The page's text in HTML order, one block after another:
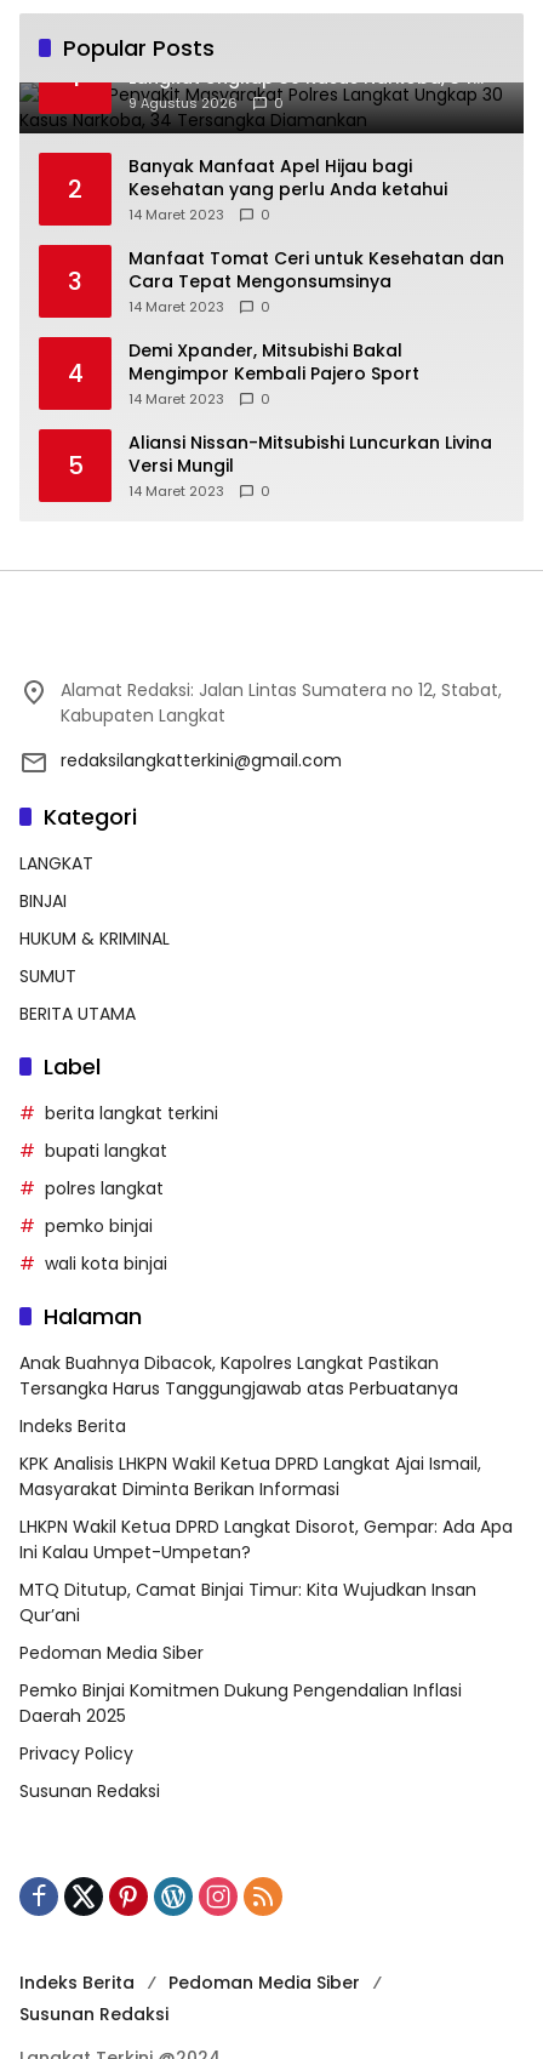
Popular Posts
1
Operasi Penyakit Masyarakat Polres
Langkat Ungkap 30 Kasus Narkoba, 34
Tersangka Diamankan
9 Agustus 2026 0
2
Banyak Manfaat Apel Hijau bagi
Kesehatan yang perlu Anda ketahui
14 Maret 2023 0
3
Manfaat Tomat Ceri untuk Kesehatan dan
Cara Tepat Mengonsumsinya
14 Maret 2023 0
4
Demi Xpander, Mitsubishi Bakal
Mengimpor Kembali Pajero Sport
14 Maret 2023 0
5
Aliansi Nissan-Mitsubishi Luncurkan Livina
Versi Mungil
14 Maret 2023 0
Alamat Redaksi: Jalan Lintas Sumatera no 12, Stabat,
Kabupaten Langkat
redaksilangkatterkini@gmail.com
Kategori
LANGKAT
BINJAI
HUKUM & KRIMINAL
SUMUT
BERITA UTAMA
Label
berita langkat terkini
bupati langkat
polres langkat
pemko binjai
wali kota binjai
Halaman
Anak Buahnya Dibacok, Kapolres Langkat Pastikan
Tersangka Harus Tanggungjawab atas Perbuatanya
Indeks Berita
KPK Analisis LHKPN Wakil Ketua DPRD Langkat Ajai Ismail,
Masyarakat Diminta Berikan Informasi
LHKPN Wakil Ketua DPRD Langkat Disorot, Gempar: Ada Apa
Ini Kalau Umpet-Umpetan?
MTQ Ditutup, Camat Binjai Timur: Kita Wujudkan Insan
Qur’ani
Pedoman Media Siber
Pemko Binjai Komitmen Dukung Pengendalian Inflasi
Daerah 2025
Privacy Policy
Susunan Redaksi
Indeks Berita
Pedoman Media Siber
Susunan Redaksi